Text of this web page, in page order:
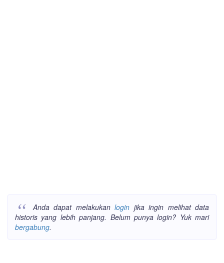
Anda dapat melakukanlogin jika ingin melihat data
historis yang lebih panjang. Belum punya login? Yuk mari
bergabung.